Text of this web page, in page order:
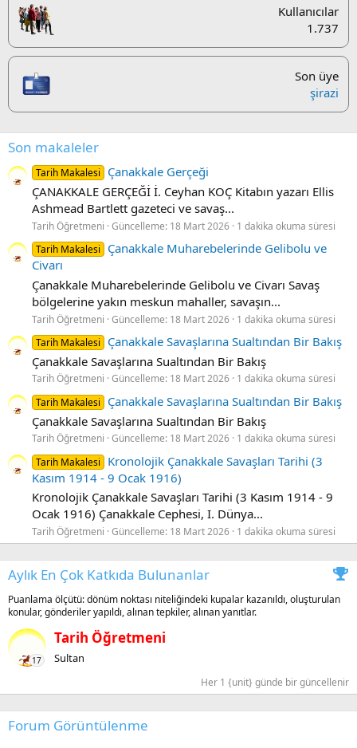
Kullanıcılar
1.737
Son üye
şirazi
Son makaleler
Tarih Makalesi
Çanakkale Gerçeği
ÇANAKKALE GERÇEĞİ İ. Ceyhan KOÇ Kitabın yazarı Ellis
Ashmead Bartlett gazeteci ve savaş...
Tarih Öğretmeni Güncelleme: 18 Mart 2026 1 dakika okuma süresi
Tarih Makalesi
Çanakkale Muharebelerinde Gelibolu ve
Civarı
Çanakkale Muharebelerinde Gelibolu ve Civarı Savaş
bölgelerine yakın meskun mahaller, savaşın...
Tarih Öğretmeni Güncelleme: 18 Mart 2026 1 dakika okuma süresi
Tarih Makalesi
Çanakkale Savaşlarına Sualtından Bir Bakış
Çanakkale Savaşlarına Sualtından Bir Bakış
Tarih Öğretmeni Güncelleme: 18 Mart 2026 1 dakika okuma süresi
Tarih Makalesi
Çanakkale Savaşlarına Sualtından Bir Bakış
Çanakkale Savaşlarına Sualtından Bir Bakış
Tarih Öğretmeni Güncelleme: 18 Mart 2026 1 dakika okuma süresi
Tarih Makalesi
Kronolojik Çanakkale Savaşları Tarihi (3
Kasım 1914 - 9 Ocak 1916)
Kronolojik Çanakkale Savaşları Tarihi (3 Kasım 1914 - 9
Ocak 1916) Çanakkale Cephesi, I. Dünya...
Tarih Öğretmeni Güncelleme: 18 Mart 2026 1 dakika okuma süresi
Aylık En Çok Katkıda Bulunanlar
Puanlama ölçütü: dönüm noktası niteliğindeki kupalar kazanıldı, oluşturulan
konular, gönderiler yapıldı, alınan tepkiler, alınan yanıtlar.
17
Tarih Öğretmeni
Sultan
Her 1 {unit} günde bir güncellenir
Forum Görüntülenme